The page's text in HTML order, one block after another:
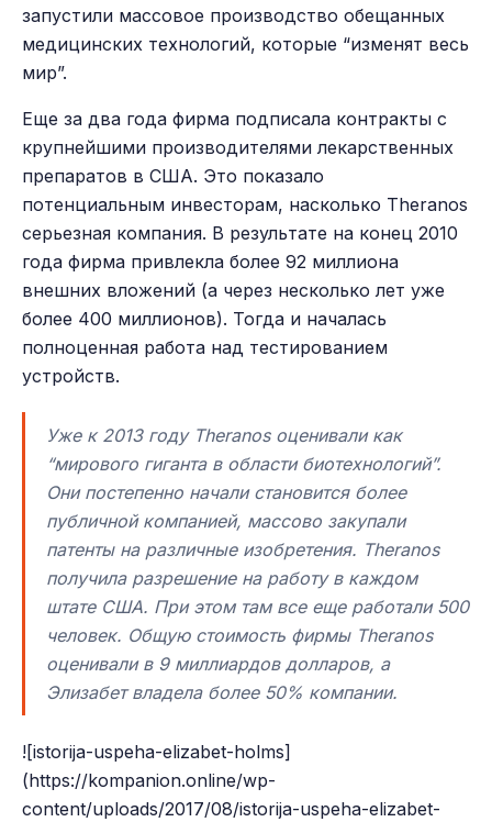
запустили массовое производство обещанных
медицинских технологий, которые “изменят весь
мир”.
Еще за два года фирма подписала контракты с
крупнейшими производителями лекарственных
препаратов в США. Это показало
потенциальным инвесторам, насколько Theranos
серьезная компания. В результате на конец 2010
года фирма привлекла более 92 миллиона
внешних вложений (а через несколько лет уже
более 400 миллионов). Тогда и началась
полноценная работа над тестированием
устройств.
Уже к 2013 году Theranos оценивали как
“мирового гиганта в области биотехнологий”.
Они постепенно начали становится более
публичной компанией, массово закупали
патенты на различные изобретения. Theranos
получила разрешение на работу в каждом
штате США. При этом там все еще работали 500
человек. Общую стоимость фирмы Theranos
оценивали в 9 миллиардов долларов, а
Элизабет владела более 50% компании.
![istorija-uspeha-elizabet-holms]
(https://kompanion.online/wp-
content/uploads/2017/08/istorija-uspeha-elizabet-